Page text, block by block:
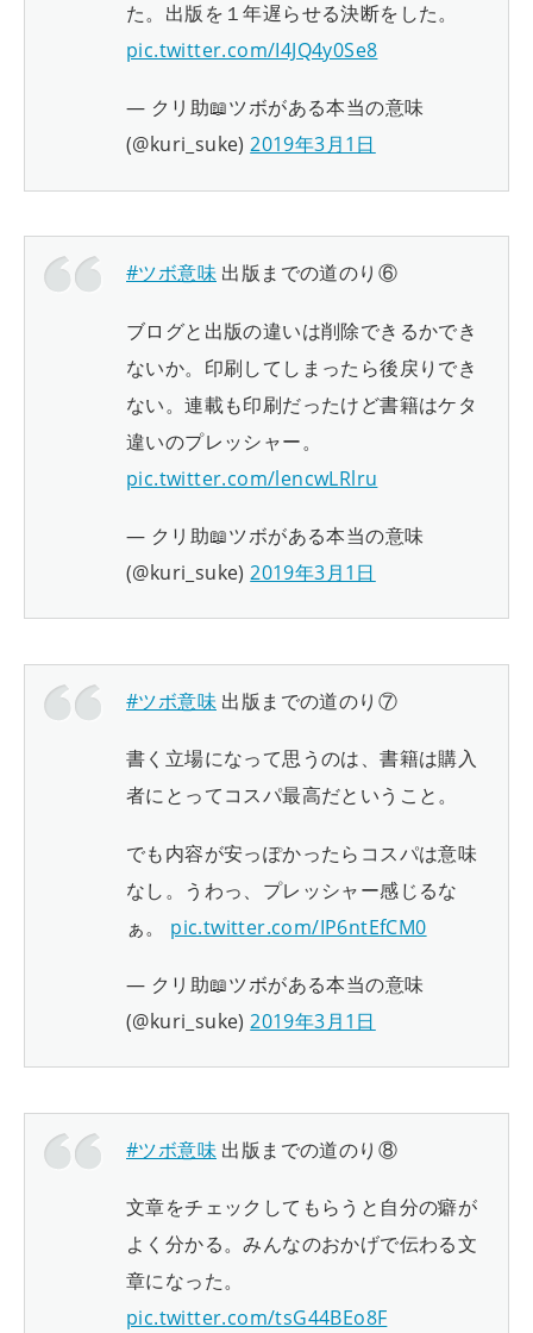
た。出版を１年遅らせる決断をした。
pic.twitter.com/I4JQ4y0Se8
— クリ助📖ツボがある本当の意味
(@kuri_suke)2019年3月1日
#ツボ意味 出版までの道のり⑥
ブログと出版の違いは削除できるかでき
ないか。印刷してしまったら後戻りでき
ない。連載も印刷だったけど書籍はケタ
違いのプレッシャー。
pic.twitter.com/lencwLRlru
— クリ助📖ツボがある本当の意味
(@kuri_suke)2019年3月1日
#ツボ意味 出版までの道のり⑦
書く立場になって思うのは、書籍は購入
者にとってコスパ最高だということ。
でも内容が安っぽかったらコスパは意味
なし。うわっ、プレッシャー感じるな
ぁ。 pic.twitter.com/IP6ntEfCM0
— クリ助📖ツボがある本当の意味
(@kuri_suke)2019年3月1日
#ツボ意味 出版までの道のり⑧
文章をチェックしてもらうと自分の癖が
よく分かる。みんなのおかげで伝わる文
章になった。
pic.twitter.com/tsG44BEo8F